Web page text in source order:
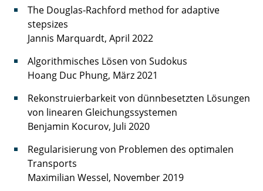
The Douglas-Rachford method for adaptive
stepsizes
Jannis Marquardt, April 2022
Algorithmisches Lösen von Sudokus
Hoang Duc Phung, März 2021
Rekonstruierbarkeit von dünnbesetzten Lösungen
von linearen Gleichungssystemen
Benjamin Kocurov, Juli 2020
Regularisierung von Problemen des optimalen
Transports
Maximilian Wessel, November 2019